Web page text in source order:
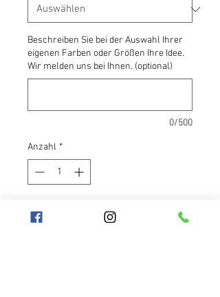
Beschreiben Sie bei der Auswahl Ihrer
eigenen Farben oder Größen Ihre Idee.
Wir melden uns bei Ihnen. (optional)
0/500
Anzahl *
In den Warenkorb